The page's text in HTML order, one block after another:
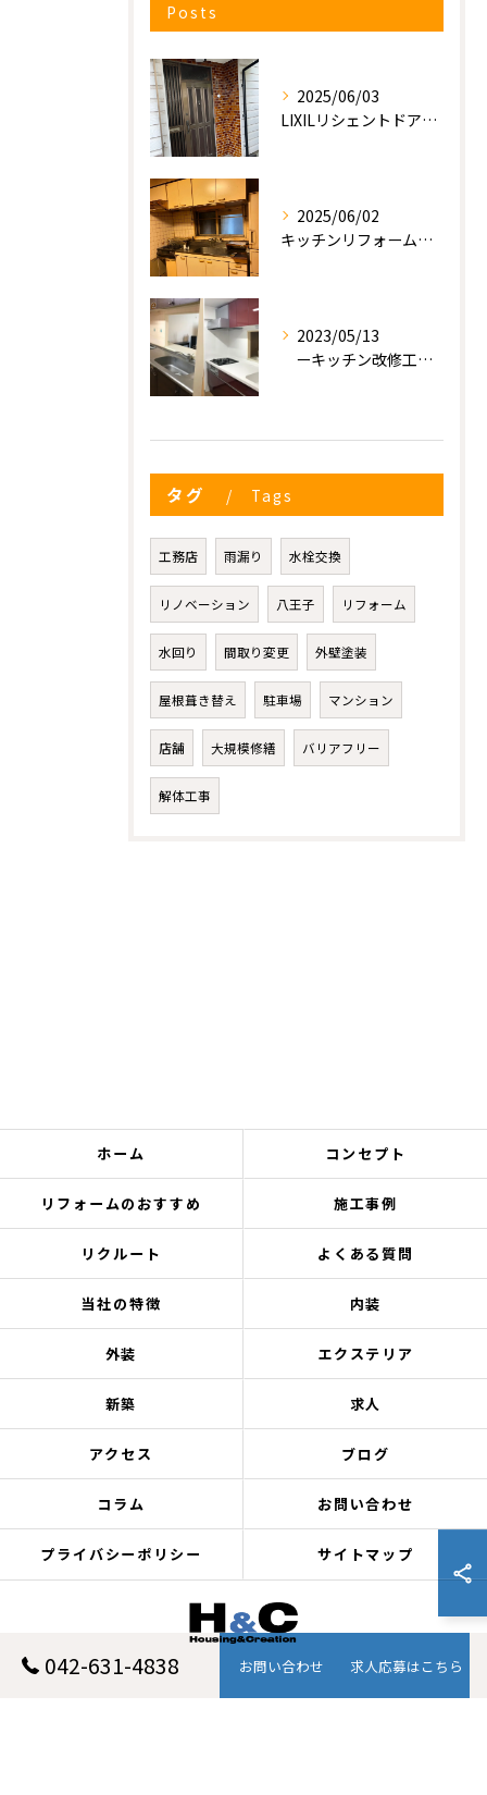
Posts
2025/06/03
LIXILリシェントドアの入れ替え
2025/06/02
キッチンリフォーム工事
2023/05/13
ーキッチン改修工事ー
タグ Tags
工務店 雨漏り 水栓交換
リノベーション 八王子 リフォーム
水回り 間取り変更 外壁塗装
屋根葺き替え 駐車場 マンション
店舗 大規模修繕 バリアフリー
解体工事
042-631-4838 お問い合わせ 求人応募はこちら
ホーム コンセプト
リフォームのおすすめ 施工事例
リクルート よくある質問
当社の特徴 内装
外装 エクステリア
新築 求人
アクセス ブログ
コラム お問い合わせ
プライバシーポリシー サイトマップ
© 2026 東京都八王子のリフォームなら株式会社H&C ALL RIGHTS RESERVED.